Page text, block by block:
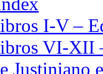
I-V –
VI-XII
Justiniano